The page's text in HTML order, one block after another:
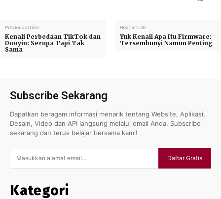
Previous article
Kenali Perbedaan TikTok dan
Douyin: Serupa Tapi Tak
Sama
Next article
Yuk Kenali Apa Itu Firmware:
Tersembunyi Namun Penting
Subscribe Sekarang
Dapatkan beragam informasi menarik tentang Website, Aplikasi,
Desain, Video dan API langsung melalui email Anda. Subscribe
sekarang dan terus belajar bersama kami!
Daftar Gratis
Kategori